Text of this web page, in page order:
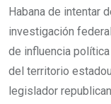
Habana de intentar
investigación
de influencia
del territorio
legislador